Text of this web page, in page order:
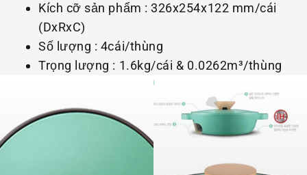
Kích cỡ sản phẩm : 326x254x122 mm/cái
(DxRxC)
Số lượng : 4cái/thùng
Trọng lượng : 1.6kg/cái & 0.0262m³/thùng